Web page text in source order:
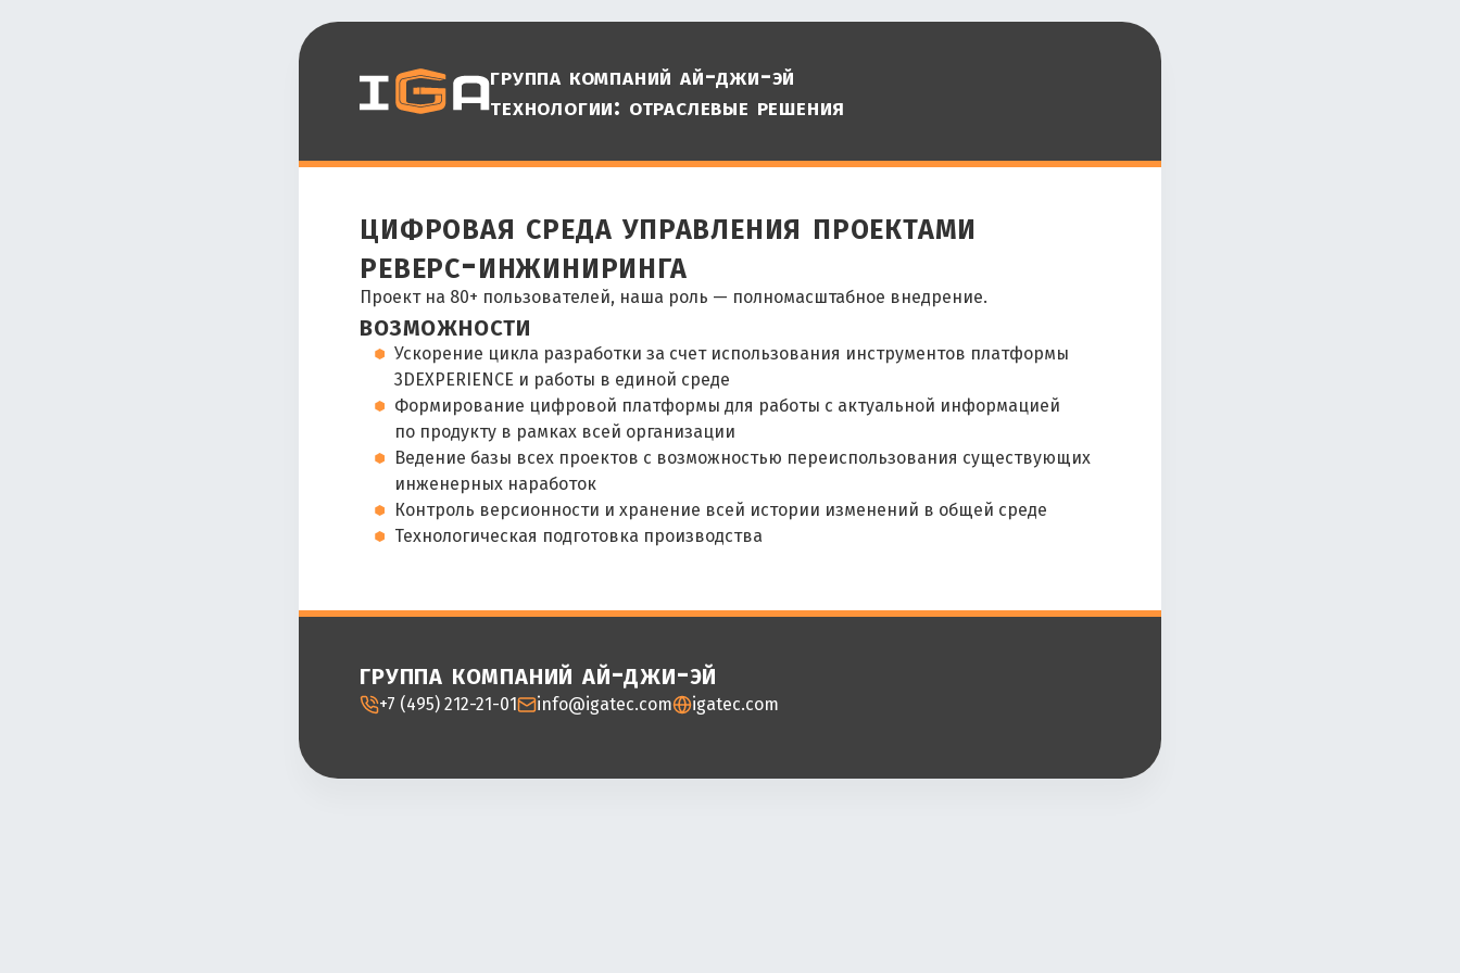
группа компаний ай-джи-эй
технологии: отраслевые решения
цифровая среда управления проектами
реверс-инжиниринга
Проект на 80+ пользователей, наша роль — полномасштабное внедрение.
возможности
Ускорение цикла разработки за счет использования инструментов платформы
3DEXPERIENCE и работы в единой среде
Формирование цифровой платформы для работы с актуальной информацией
по продукту в рамках всей организации
Ведение базы всех проектов с возможностью переиспользования существующих
инженерных наработок
Контроль версионности и хранение всей истории изменений в общей среде
Технологическая подготовка производства
группа компаний ай-джи-эй
+7 (495) 212-21-01 info@igatec.com igatec.com